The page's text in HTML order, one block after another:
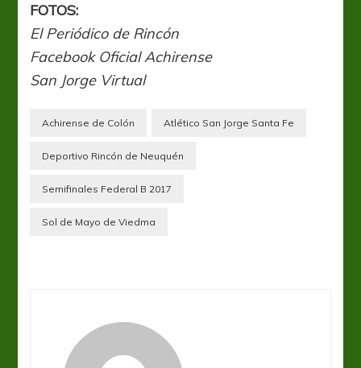
FOTOS:
El Periódico de Rincón
Facebook Oficial Achirense
San Jorge Virtual
Achirense de Colón Atlético San Jorge Santa Fe
Deportivo Rincón de Neuquén
Semifinales Federal B 2017
Sol de Mayo de Viedma